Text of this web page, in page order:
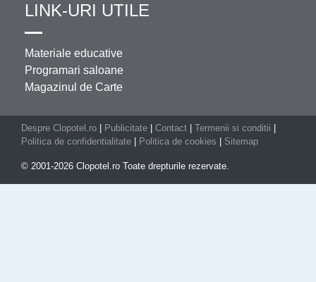
LINK-URI UTILE
Materiale educative
Programari saloane
Magazinul de Carte
Despre Clopotel.ro Publicitate Contact Termenii si conditii
Politica de confidentialitate
Politica de cookies Sitemap
© 2001-2026 Clopotel.ro Toate drepturile rezervate.